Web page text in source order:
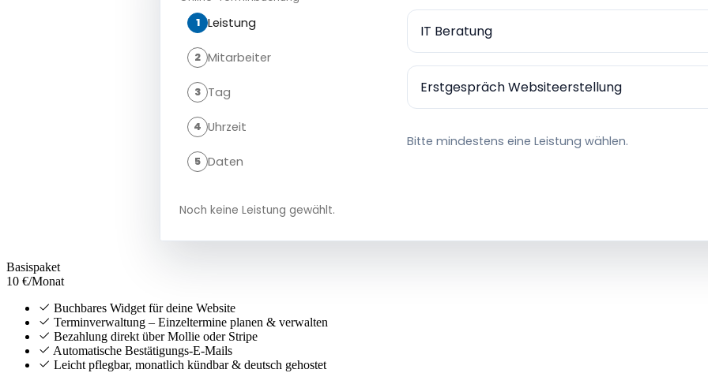
Basispaket
10 €/Monat
Buchbares Widget für deine Website
Terminverwaltung – Einzeltermine planen & verwalten
Bezahlung direkt über Mollie oder Stripe
Automatische Bestätigungs-E-Mails
Leicht pflegbar, monatlich kündbar & deutsch gehostet